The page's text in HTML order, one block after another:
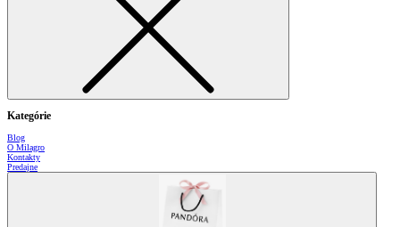
Kategórie
Blog
O Milagro
Kontakty
Predajne